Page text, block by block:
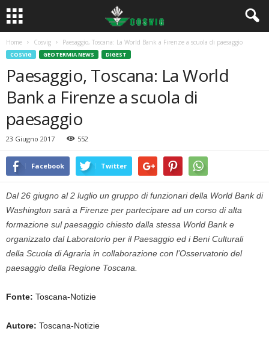
Home Cosvig Paesaggio, Toscana: La World Bank a Firenze a scuola di paesaggio
COSVIG GEOTERMIA NEWS DIGEST
Paesaggio, Toscana: La World
Bank a Firenze a scuola di
paesaggio
23 Giugno 2017 552
Facebook Twitter
Dal 26 giugno al 2 luglio un gruppo di funzionari della World Bank di
Washington sarà a Firenze per partecipare ad un corso di alta
formazione sul paesaggio chiesto dalla stessa World Bank e
organizzato dal Laboratorio per il Paesaggio ed i Beni Culturali
della Scuola di Agraria in collaborazione con l’Osservatorio del
paesaggio della Regione Toscana.
Fonte: Toscana-Notizie
Autore: Toscana-Notizie